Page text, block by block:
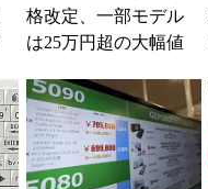
格改定、一部モデル
は25万円超の大幅値